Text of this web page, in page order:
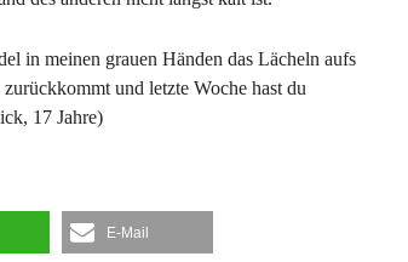
in meinen grauen Händen das Lächeln aufs
und letzte Woche hast du
17 Jahre)
E-Mail